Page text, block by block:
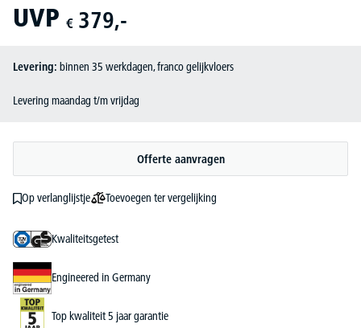
UVP € 379,-
Levering: binnen 35 werkdagen, franco gelijkvloers
Levering maandag t/m vrijdag
Offerte aanvragen
Op verlanglijstje Toevoegen ter vergelijking
Kwaliteitsgetest
Engineered in Germany
Top kwaliteit 5 jaar garantie